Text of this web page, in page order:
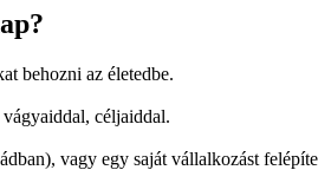
behozni az életedbe.
céljaiddal.
vagy egy saját vállalkozást